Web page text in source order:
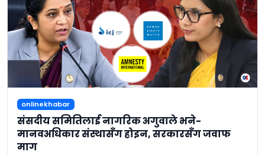
onlinekhabar
संसदीय समितिलाई नागरिक अगुवाले भने-
मानवअधिकार संस्थासँग होइन, सरकारसँग जवाफ
माग